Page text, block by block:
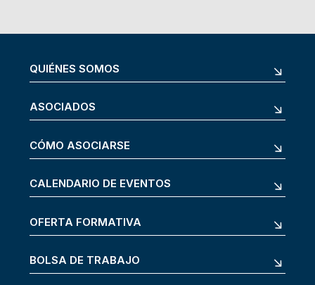
QUIÉNES SOMOS
ASOCIADOS
CÓMO ASOCIARSE
CALENDARIO DE EVENTOS
OFERTA FORMATIVA
BOLSA DE TRABAJO